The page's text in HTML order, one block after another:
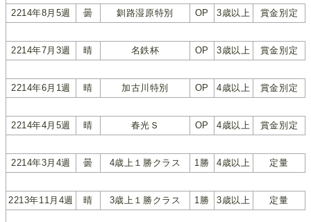
2214年8月5週 曇 釧路湿原特別 OP 3歳以上 賞金別定
2214年7月3週 晴 名鉄杯 OP 3歳以上 賞金別定
2214年6月1週 晴 加古川特別 OP 4歳以上 賞金別定
2214年4月5週 晴 春光Ｓ OP 4歳以上 賞金別定
2214年3月4週 曇 4歳上１勝クラス 1勝 4歳以上 定量
2213年11月4週 晴 3歳上１勝クラス 1勝 3歳以上 定量